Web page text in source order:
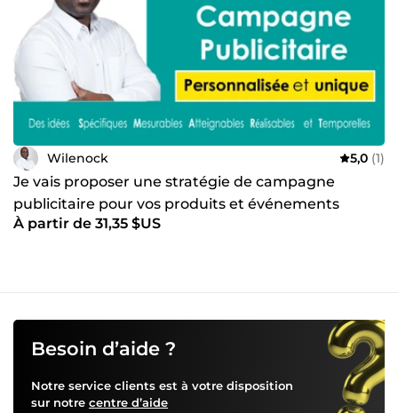
Wilenock 5,0 (1)
Je vais proposer une stratégie de campagne
publicitaire pour vos produits et événements
À partir de 31,35 $US
Besoin d’aide ?
Notre service clients est à votre disposition
sur notre centre d’aide